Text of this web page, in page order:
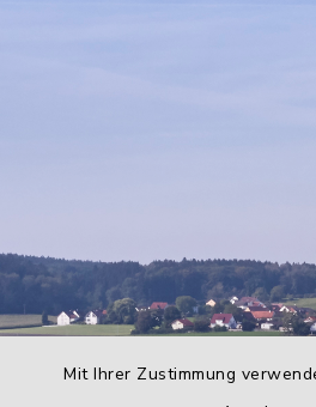
Mit Ihrer Zustimmung